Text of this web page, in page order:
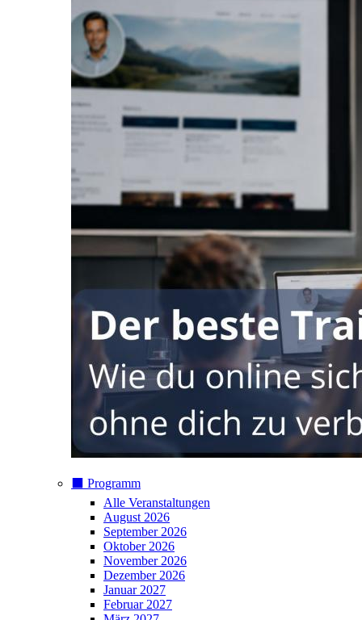
⬛️ Programm
Alle Veranstaltungen
August 2026
September 2026
Oktober 2026
November 2026
Dezember 2026
Januar 2027
Februar 2027